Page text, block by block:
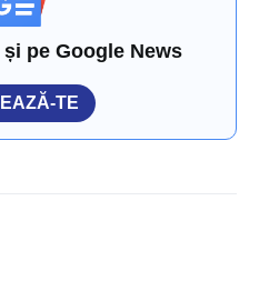
pe Google News
TE